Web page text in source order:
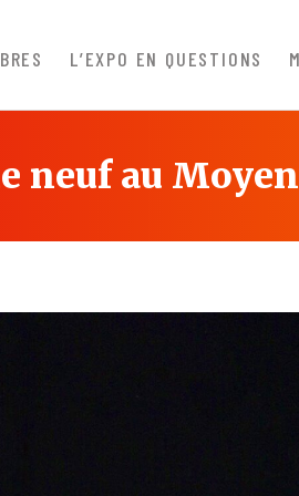
L’EXPO EN QUESTIONS
neuf au